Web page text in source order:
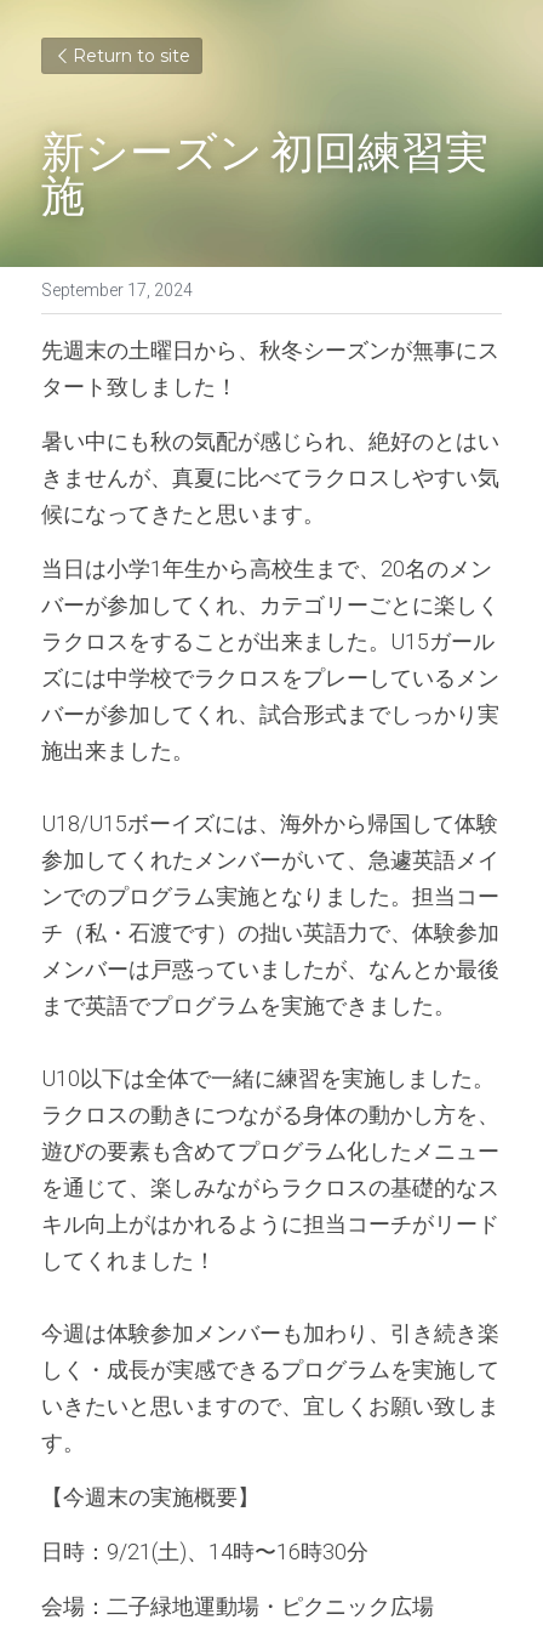
Return to site
新シーズン 初回練習実
施
September 17, 2024
先週末の土曜日から、秋冬シーズンが無事にス
タート致しました！
暑い中にも秋の気配が感じられ、絶好のとはい
きませんが、真夏に比べてラクロスしやすい気
候になってきたと思います。
当日は小学1年生から高校生まで、20名のメン
バーが参加してくれ、カテゴリーごとに楽しく
ラクロスをすることが出来ました。U15ガール
ズには中学校でラクロスをプレーしているメン
バーが参加してくれ、試合形式までしっかり実
施出来ました。
U18/U15ボーイズには、海外から帰国して体験
参加してくれたメンバーがいて、急遽英語メイ
ンでのプログラム実施となりました。担当コー
チ（私・石渡です）の拙い英語力で、体験参加
メンバーは戸惑っていましたが、なんとか最後
まで英語でプログラムを実施できました。
U10以下は全体で一緒に練習を実施しました。
ラクロスの動きにつながる身体の動かし方を、
遊びの要素も含めてプログラム化したメニュー
を通じて、楽しみながらラクロスの基礎的なス
キル向上がはかれるように担当コーチがリード
してくれました！
今週は体験参加メンバーも加わり、引き続き楽
しく・成長が実感できるプログラムを実施して
いきたいと思いますので、宜しくお願い致しま
す。
【今週末の実施概要】
日時：9/21(土)、14時〜16時30分
会場：二子緑地運動場・ピクニック広場